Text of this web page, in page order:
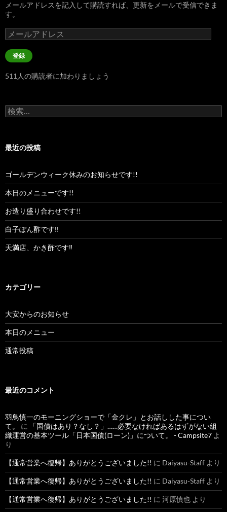
メールアドレスを記入して購読すれば、更新をメールで受信できま
す。
メ
ー
ル
ア
レ
登録
511人の購読者に加わりましょう
検
索:
最近の投稿
ゴールデンウィーク休みのお知らせです!!
本日のメニューです!!
お造り盛り合わせです!!
白子ぽん酢です‼︎
天満店、かき酢です‼︎
カテゴリー
大安からのお知らせ
本日のメニュー
通常投稿
最近のコメント
羽鳥慎一のモーニングショーで「金クレ」とお話しした事につい
て。
に
「国債はあり？なし？」……必要なければあるはずがない組
織運営の基本ツール「日本国債(ローン)」について。 - Campsite7 よ
り
【通常営業へ復帰】ありがとうございました!! に Daiyasu-Staff より
【通常営業へ復帰】ありがとうございました!! に Daiyasu-Staff より
【通常営業へ復帰】ありがとうございました!! に 河原慎也 より